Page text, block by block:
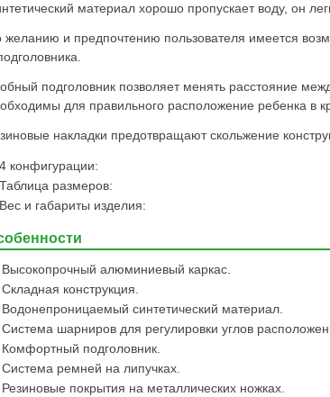
материал хорошо пропускает воду, он
желанию и предпочтению пользователя имеется
подголовник позволяет менять расстояние
для правильного расположение ребенка в
накладки предотвращают скольжение
4 конфигурации:
Таблица размеров:
Вес и габариты изделия:
Высокопрочный алюминиевый каркас.
Складная конструкция.
Водонепроницаемый синтетический материал.
Система шарниров для регулировки углов
Комфортный подголовник.
Система ремней на липучках.
Резиновые покрытия на металлических ножках.